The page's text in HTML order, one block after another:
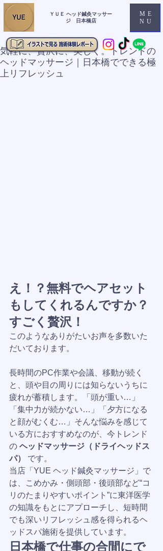
ＹＵＥ ヘッド鍼灸マッサー
ジ 日本橋店
ME
NU
気軽に、贅沢に、美しく。トレンドの
ヘッドマッサージ｜日本橋でできる極
上リフレッシュ
え！？無料でヘアセット
もしてくれるんですか？
すごく贅沢！
このようなありがたいお声を多数いた
だいております。
長時間のPC作業や会議、移動が続く
と、頭や目の周りには知らないうちに
疲れが蓄積します。「頭が重い…」
「集中力が続かない…」「夕方になる
と顔がむくむ…」そんな悩みを感じて
いる方におすすめなのが、今トレンド
の ヘッドマッサージ（ドライヘッドス
パ）
です。
当店「YUE ヘッド鍼灸マッサージ」で
は、こめかみ・側頭部・後頭部など“コ
リのたまりやすいポイント”に東洋医学
の知識をもとにアプローチし、短時間
でも深いリフレッシュ感を得られるヘ
ッドスパ施術を提供しています。
日本橋で仕事の合間にで